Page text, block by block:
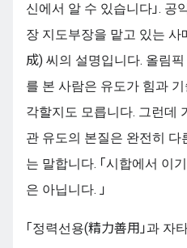
신에서 알 수 있습니다」.
장 지도부장을 맡고 있는
成) 씨의 설명입니다. 올림
를 본 사람은 유도가 힘과
각할지도 모릅니다. 그런데
관 유도의 본질은 완전히 다
는 말합니다. 「시합에서 이
은 아닙니다. 」
「정력선용(精力善用」과 자